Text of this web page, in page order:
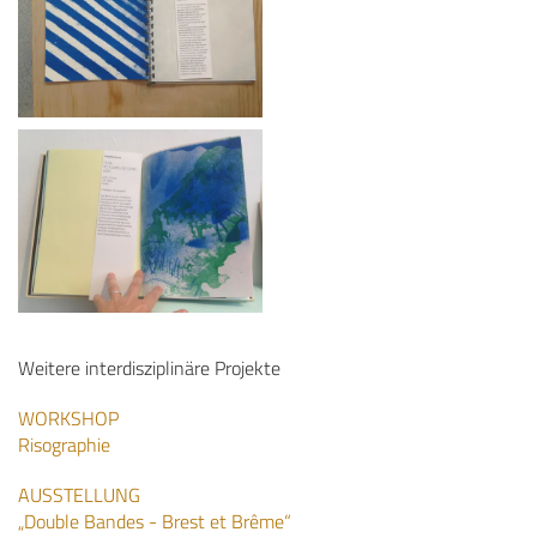
Kristian Ujhelji, Verena Zangerle
Weitere interdisziplinäre Projekte
WORKSHOP
Risographie
AUSSTELLUNG
„Double Bandes - Brest et Brême“